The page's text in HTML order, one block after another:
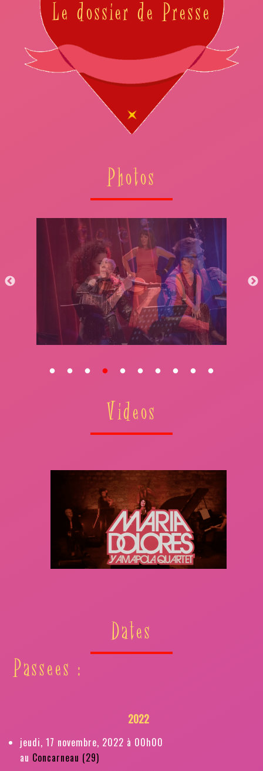
Le dossier de Presse
Photos
Videos
Dates
Passees :
2022
jeudi, 17 novembre, 2022 à 00h00
au Concarneau (29)